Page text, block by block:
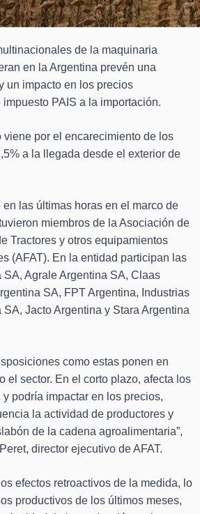
de la maquinaria
en la Argentina prevén una
un impacto en los precios
PAIS a la importación.
viene por el encarecimiento de los
a la llegada desde el exterior de
las últimas horas en el marco de
miembros de la Asociación de
Tractores y otros equipamientos
(AFAT). En la entidad participan las
SA, Agrale Argentina SA, Claas
SA, FPT Argentina, Industrias
Jacto Argentina y Stara Argentina
como estas ponen en
el sector. En el corto plazo, afecta los
podría impactar en los precios,
la actividad de productores y
de la cadena agroalimentaria”,
director ejecutivo de AFAT.
efectos retroactivos de la medida, lo
productivos de los últimos meses,